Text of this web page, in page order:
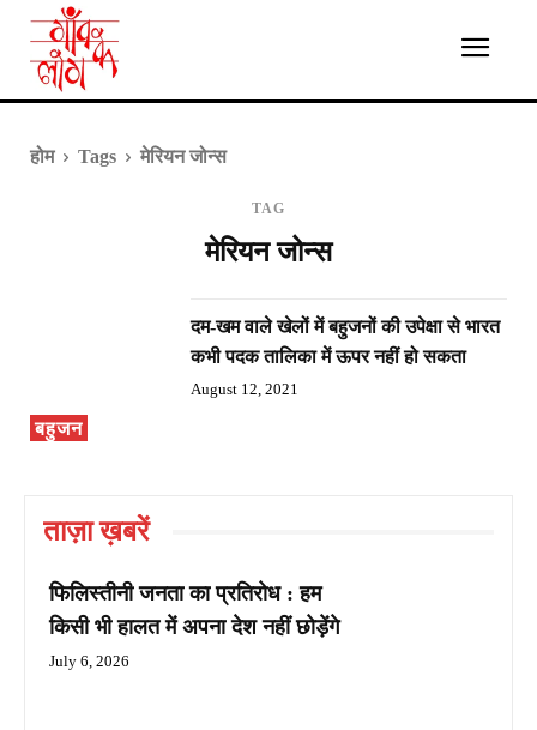
होम Tags मेरियन जोन्स
TAG
मेरियन जोन्स
बहुजन
दम-खम वाले खेलों में बहुजनों की उपेक्षा से भारत
कभी पदक तालिका में ऊपर नहीं हो सकता
August 12, 2021
ताज़ा ख़बरें
फिलिस्तीनी जनता का प्रतिरोध : हम
किसी भी हालत में अपना देश नहीं छोड़ेंगे
July 6, 2026